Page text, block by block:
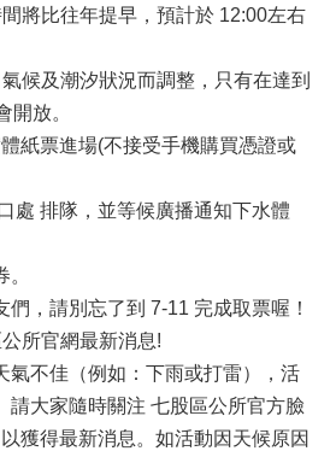
將比往年提早，預計於 12:00左右
候及潮汐狀況而調整，只有在達到
開放。
紙票進場(不接受手機購買憑證或
處 排隊，並等候廣播通知下水體
們，請別忘了到 7-11 完成取票喔！
所官網最新消息!
氣不佳（例如：下雨或打雷），活
請大家隨時關注 七股區公所官方臉
獲得最新消息。如活動因天候原因